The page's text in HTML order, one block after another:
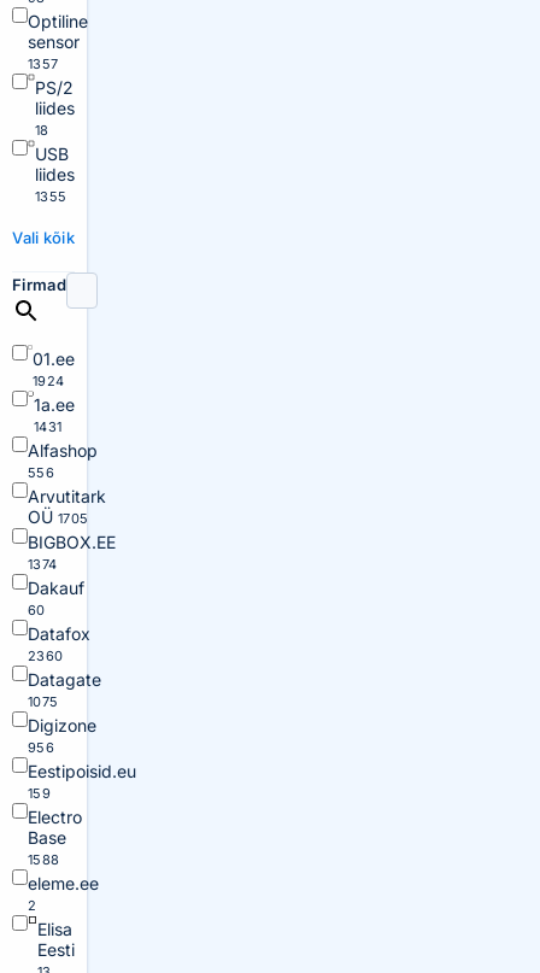
Optiline
sensor
1357
PS/2
liides
18
USB
liides
1355
Vali kõik
Firmad
01.ee
1924
1a.ee
1431
Alfashop
556
Arvutitark
OÜ 1705
BIGBOX.EE
1374
Dakauf
60
Datafox
2360
Datagate
1075
Digizone
956
Eestipoisid.eu
159
Electro
Base
1588
eleme.ee
2
Elisa
Eesti